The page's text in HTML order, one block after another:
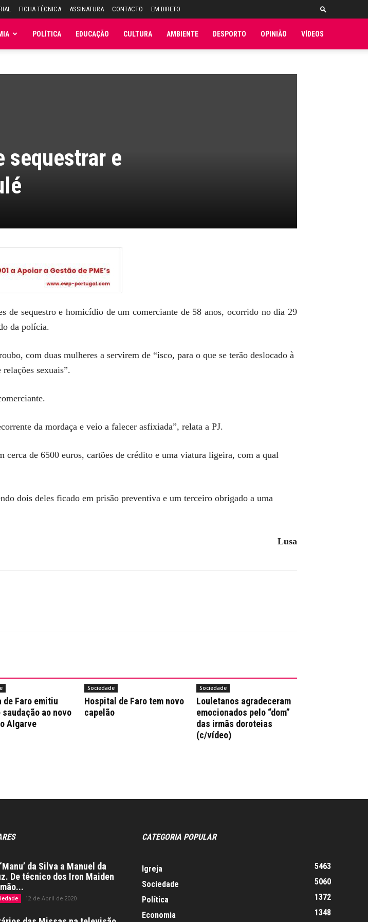
FICHA TÉCNICA ASSINATURA CONTACTO EM DIRETO
POLÍTICA EDUCAÇÃO CULTURA AMBIENTE DESPORTO OPINIÃO VÍDEOS
sequestrar e
de sequestro e homicídio de um comerciante de 58 anos, ocorrido no dia 29
da polícia.
com duas mulheres a servirem de “isco, para o que se terão deslocado à
sexuais”.
da mordaça e veio a falecer asfixiada”, relata a PJ.
de 6500 euros, cartões de crédito e uma viatura ligeira, com a qual
dois deles ficado em prisão preventiva e um terceiro obrigado a uma
Lusa
de Faro emitiu
saudação ao novo
Algarve
Sociedade
Hospital de Faro tem novo
capelão
Sociedade
Louletanos agradeceram
emocionados pelo “dom”
das irmãs doroteias
(c/vídeo)
da Silva a Manuel da
De técnico dos Iron Maiden
12 de Abril de 2020
CATEGORIA POPULAR
Igreja
5463
Sociedade
5060
Política
1372
Economia
1348